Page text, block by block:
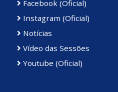
Facebook (Oficial)
Instagram (Oficial)
Notícias
Vídeo das Sessões
Youtube (Oficial)